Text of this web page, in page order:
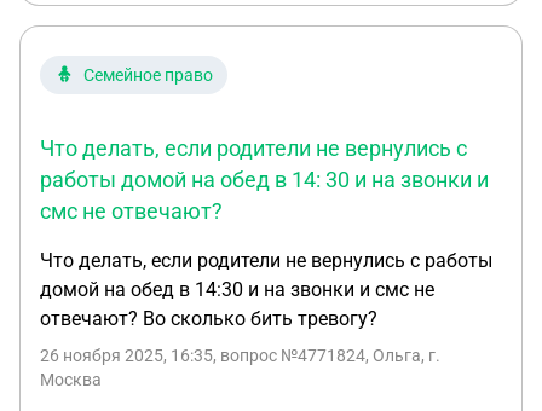
Семейное право
Что делать, если родители не вернулись с
работы домой на обед в 14: 30 и на звонки и
смс не отвечают?
Что делать, если родители не вернулись с работы
домой на обед в 14:30 и на звонки и смс не
отвечают? Во сколько бить тревогу?
26 ноября 2025, 16:35, вопрос №4771824, Ольга, г.
Москва